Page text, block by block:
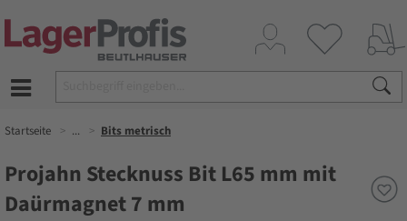
Startseite ... Bits metrisch
Projahn Stecknuss Bit L65 mm mit
Daürmagnet 7 mm